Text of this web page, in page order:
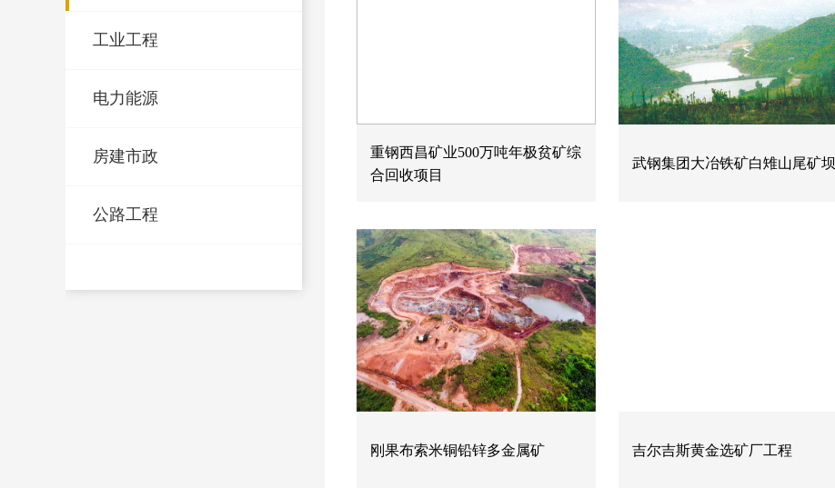
工业工程
电力能源
房建市政
公路工程
重钢西昌矿业500万吨年极贫矿综
合回收项目
武钢集团大冶铁矿白雉山尾矿坝
刚果布索米铜铅锌多金属矿 吉尔吉斯黄金选矿厂工程